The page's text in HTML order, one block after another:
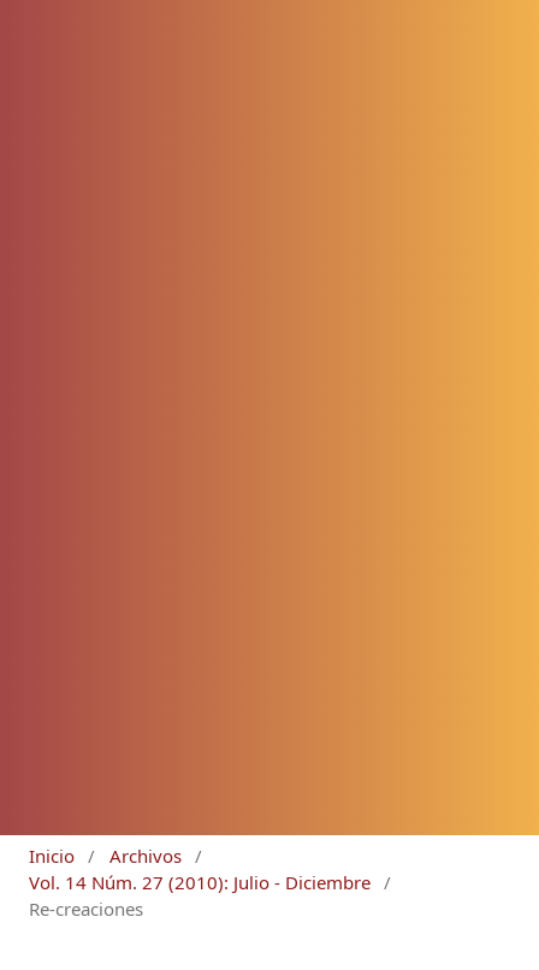
Inicio / Archivos /
Vol. 14 Núm. 27 (2010): Julio - Diciembre /
Re-creaciones